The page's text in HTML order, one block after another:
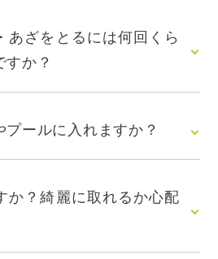
あざをとるには何回くら
か？
ールに入れますか？
か？綺麗に取れるか心配